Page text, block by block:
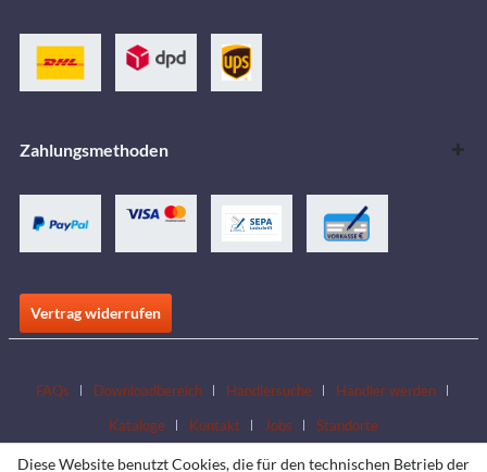
Zahlungsmethoden
Vertrag widerrufen
FAQs Downloadbereich Händlersuche
Händler werden
Kataloge
Kontakt Jobs Standorte
Diese Website benutzt Cookies, die für den technischen Betrieb der